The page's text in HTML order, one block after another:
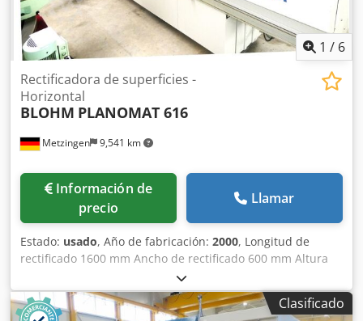
1 / 6
Metzingen 9,541 km
Rectificadora de superficies -
Horizontal
BLOHM PLANOMAT 616
Información de
precio
Llamar
Estado: usado, Año de fabricación: 2000, Longitud de
rectificado 1600 mm Ancho de rectificado 600 mm Altura
de la pieza de trabajo 500 mm Requerimiento total de
potencia 50 kW OFERTA Podemos ofrecerle información sin
compromiso de stock, errores y ventas previas. reservado,
Clasificado